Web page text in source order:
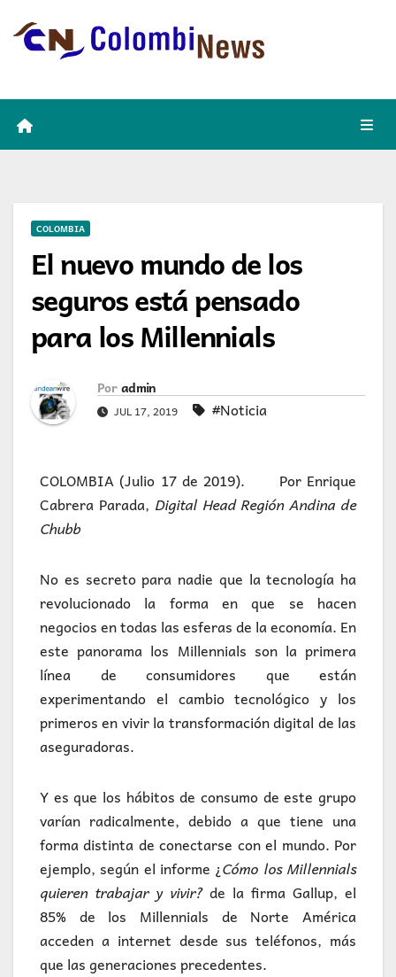
COLOMBIA
El nuevo mundo de los
seguros está pensado
para los Millennials
Por admin
JUL 17, 2019 #Noticia
COLOMBIA (Julio 17 de 2019). Por Enrique
Cabrera Parada, Digital Head Región Andina de
Chubb
No es secreto para nadie que la tecnología ha
revolucionado la forma en que se hacen
negocios en todas las esferas de la economía. En
este panorama los Millennials son la primera
línea de consumidores que están
experimentando el cambio tecnológico y los
primeros en vivir la transformación digital de las
aseguradoras.
Y es que los hábitos de consumo de este grupo
varían radicalmente, debido a que tiene una
forma distinta de conectarse con el mundo. Por
ejemplo, según el informe ¿Cómo los Millennials
quieren trabajar y vivir? de la firma Gallup, el
85% de los Millennials de Norte América
acceden a internet desde sus teléfonos, más
que las generaciones precedentes.